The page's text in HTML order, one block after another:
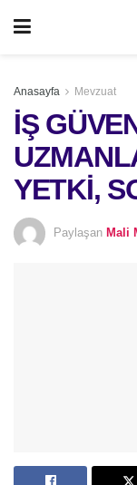
Anasayfa Mevzuat
İŞ
YETKİ,
Paylaşan Mali